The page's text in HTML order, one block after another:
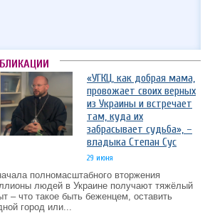
«УГКЦ, как добрая мама,
провожает своих верных
из Украины и встречает
там, куда их
забрасывает судьба», –
владыка Степан Сус
29 июня
полномасштабного вторжения
людей в Украине получают тяжёлый
– что такое быть беженцем, оставить
город или...